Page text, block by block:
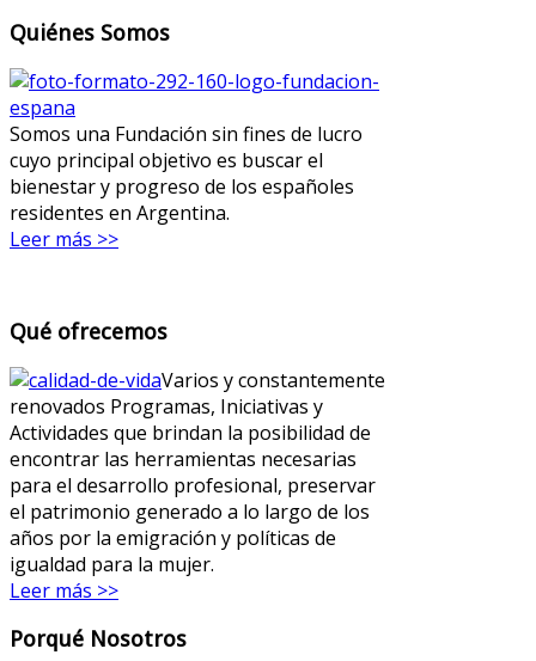
Quiénes Somos
Somos una Fundación sin fines de lucro
cuyo principal objetivo es buscar el
bienestar y progreso de los españoles
residentes en Argentina.
Leer más >>
Qué ofrecemos
Varios y constantemente
renovados Programas, Iniciativas y
Actividades que brindan la posibilidad de
encontrar las herramientas necesarias
para el desarrollo profesional, preservar
el patrimonio generado a lo largo de los
años por la emigración y políticas de
igualdad para la mujer.
Leer más >>
Porqué Nosotros